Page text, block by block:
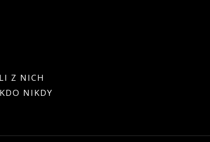
Z NICH
NIKDY